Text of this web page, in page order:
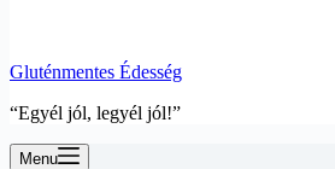
Gluténmentes Édesség
“Egyél jól, legyél jól!”
Menu